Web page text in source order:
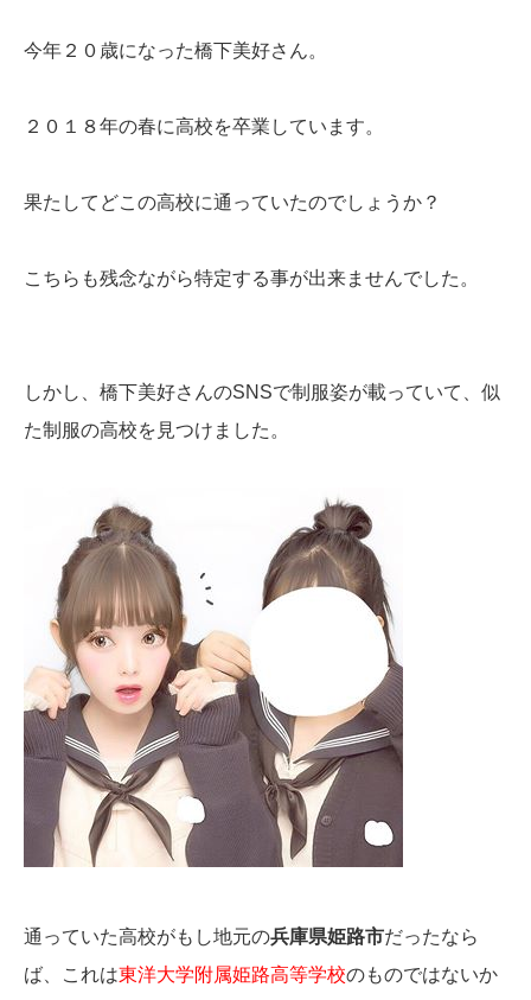
今年２０歳になった橋下美好さん。
２０１８年の春に高校を卒業しています。
果たしてどこの高校に通っていたのでしょうか？
こちらも残念ながら特定する事が出来ませんでした。
しかし、橋下美好さんのSNSで制服姿が載っていて、似
た制服の高校を見つけました。
通っていた高校がもし地元の兵庫県姫路市だったなら
ば、これは東洋大学附属姫路高等学校のものではないか